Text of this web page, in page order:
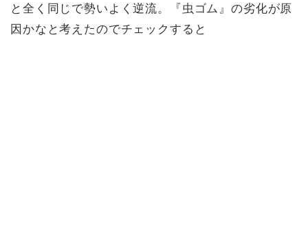
と全く同じで勢いよく逆流。『虫ゴム』の劣化が原
因かなと考えたのでチェックすると